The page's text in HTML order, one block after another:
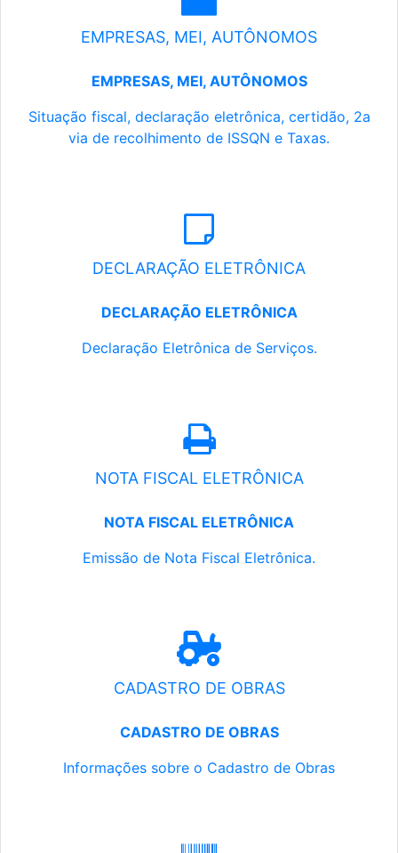
EMPRESAS, MEI, AUTÔNOMOS
EMPRESAS, MEI, AUTÔNOMOS
Situação fiscal, declaração eletrônica, certidão, 2a
via de recolhimento de ISSQN e Taxas.
DECLARAÇÃO ELETRÔNICA
DECLARAÇÃO ELETRÔNICA
Declaração Eletrônica de Serviços.
NOTA FISCAL ELETRÔNICA
NOTA FISCAL ELETRÔNICA
Emissão de Nota Fiscal Eletrônica.
CADASTRO DE OBRAS
CADASTRO DE OBRAS
Informações sobre o Cadastro de Obras